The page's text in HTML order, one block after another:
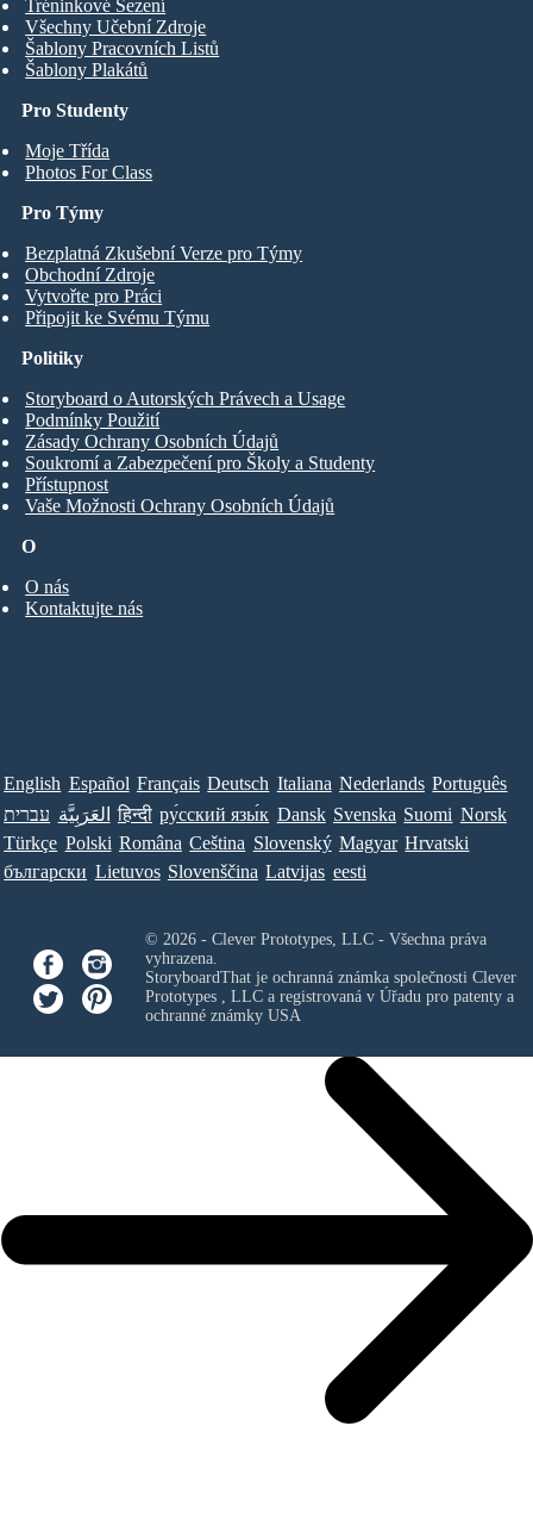
Pro Studenty
Moje Třída
Photos For Class
Tréninkové Sezení
Všechny Učební Zdroje
Šablony Pracovních Listů
Šablony Plakátů
Pro Týmy
Bezplatná Zkušební Verze pro Týmy
Obchodní Zdroje
Vytvořte pro Práci
Připojit ke Svému Týmu
O
O nás
Kontaktujte nás
Politiky
Storyboard o Autorských Právech a Usage
Podmínky Použití
Zásady Ochrany Osobních Údajů
Soukromí a Zabezpečení pro Školy a Studenty
Přístupnost
Vaše Možnosti Ochrany Osobních Údajů
English Español Français Deutsch Italiana Nederlands Português
עברית العَرَبِيَّة हिन्दी ру́сский язы́к Dansk Svenska Suomi Norsk
Türkçe Polski Româna Ceština Slovenský Magyar Hrvatski
български Lietuvos Slovenščina Latvijas eesti
© 2026 - Clever Prototypes, LLC - Všechna práva
vyhrazena.
StoryboardThat je ochranná známka společnosti Clever
Prototypes , LLCa registrovaná v Úřadu pro patenty a
ochranné známky USA